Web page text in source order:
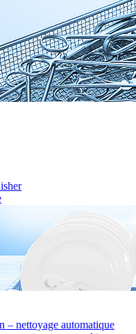
– nettoyage automatique